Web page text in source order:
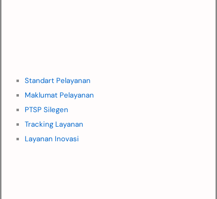
Standart Pelayanan
Maklumat Pelayanan
PTSP Silegen
Tracking Layanan
Layanan Inovasi